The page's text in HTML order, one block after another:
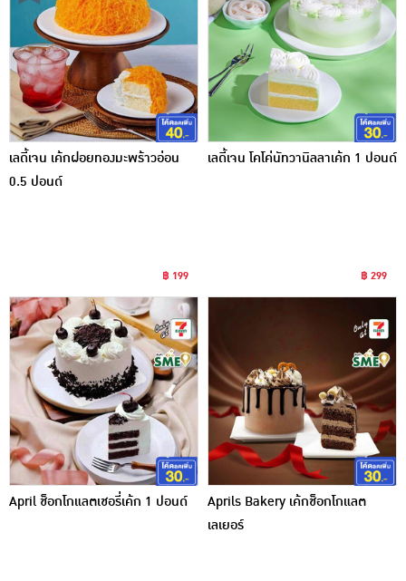
เลดี้เจน เค้กฝอยทองมะพร้าวอ่อน
0.5 ปอนด์
฿ 199
เลดี้เจน โคโค่นัทวานิลลาเค้ก 1 ปอนด์
฿ 299
April ช็อกโกแลตเชอรี่เค้ก 1 ปอนด์
Aprils Bakery เค้กช็อกโกแลต
เลเยอร์